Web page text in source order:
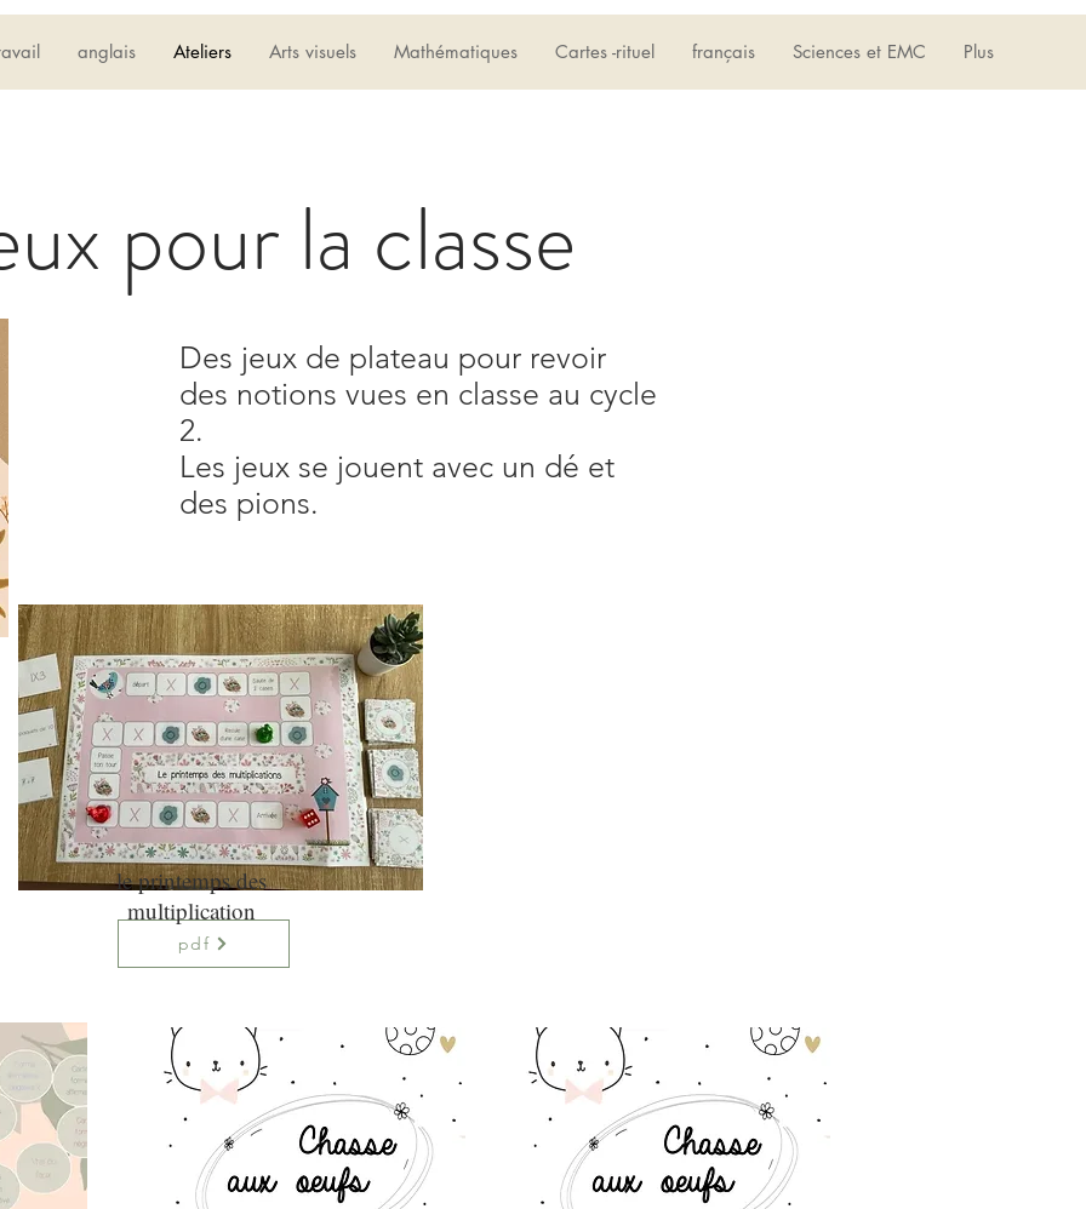
anglais Ateliers Arts visuels Mathématiques Cartes -rituel français Sciences et EMC Plus
pour la classe
Des jeux de plateau pour revoir
des notions vues en classe au cycle
2.
Les jeux se jouent avec un dé et
des pions.
pdf
le printemps des
multiplication
Connexion